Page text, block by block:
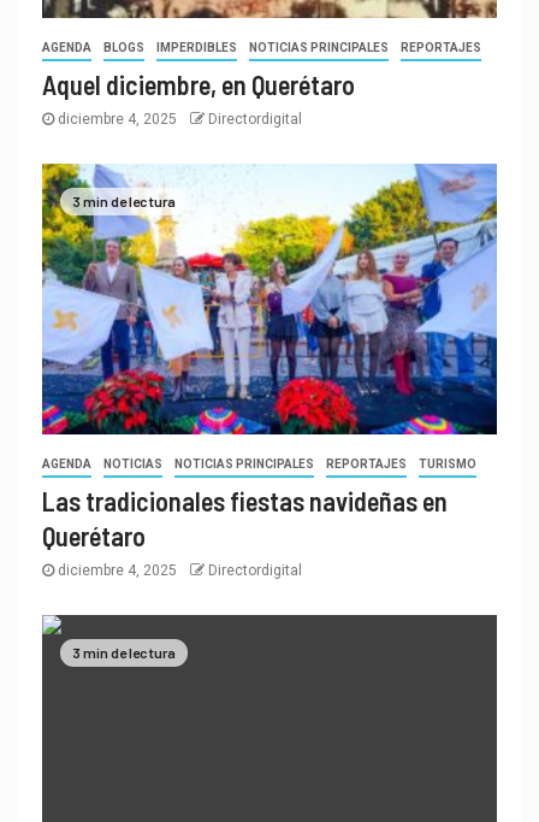
AGENDA BLOGS IMPERDIBLES NOTICIAS PRINCIPALES REPORTAJES
Aquel diciembre, en Querétaro
diciembre 4, 2025 Directordigital
3 min de lectura
AGENDA NOTICIAS NOTICIAS PRINCIPALES REPORTAJES TURISMO
Las tradicionales fiestas navideñas en
Querétaro
diciembre 4, 2025 Directordigital
3 min de lectura